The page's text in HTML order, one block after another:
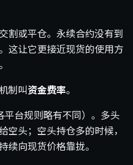
割或平仓。永续合约没有到
这让它更接近现货的使用方
制叫 资金费率。
平台规则略有不同）。多头
空头；空头持仓多的时候，
续向现货价格靠拢。